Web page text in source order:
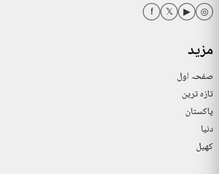
◎
▶
𝕏
f
مزید
صفحہ اول
تازہ ترین
پاکستان
دنیا
کھیل